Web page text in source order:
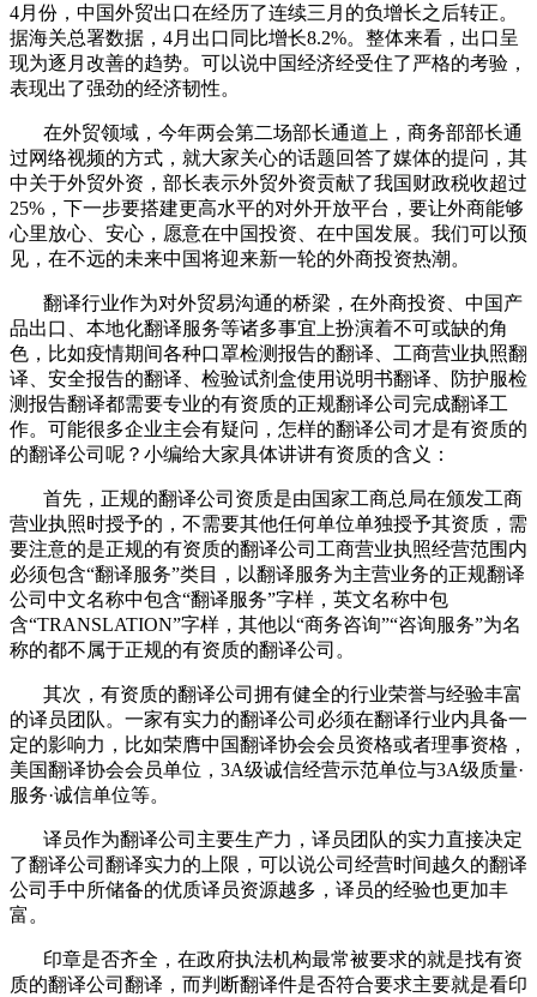
4月份，中国外贸出口在经历了连续三月的负增长之后转正。
据海关总署数据， 4月出口同比增长8.2%。整体来看，出口呈
现为逐月改善的趋势。可以说中国经济经受住了严格的考验，
表现出了强劲的经济韧性。
在外贸领域，今年两会第二场部长通道上，商务部部长通
过网络视频的方式，就大家关心的话题回答了媒体的提问，其
中关于外贸外资，部长表示外贸外资贡献了我国财政税收超过
25% ，下一步要搭建更高水平的对外开放平台，要让外商能够
心里放心、安心，愿意在中国投资、在中国发展。我们可以预
见，在不远的未来中国将迎来新一轮的外商投资热潮。
翻译行业作为对外贸易沟通的桥梁，在外商投资、中国产
品出口、本地化翻译服务等诸多事宜上扮演着不可或缺的角
色，比如疫情期间各种口罩检测报告的翻译、工商营业执照翻
译、安全报告的翻译、检验试剂盒使用说明书翻译、防护服检
测报告翻译都需要专业的有资质的正规翻译公司完成翻译工
作。可能很多企业主会有疑问，怎样的翻译公司才是有资质的
的翻译公司呢？小编给大家具体讲讲有资质的含义：
首先，正规的翻译公司资质是由国家工商总局在颁发工商
营业执照时授予的，不需要其他任何单位单独授予其资质，需
要注意的是正规的有资质的翻译公司工商营业执照经营范围内
必须包含“翻译服务”类目，以翻译服务为主营业务的正规翻译
公司中文名称中包含“翻译服务”字样，英文名称中包
含“TRANSLATION”字样，其他以“商务咨询”“咨询服务”为名
称的都不属于正规的有资质的翻译公司。
其次，有资质的翻译公司拥有健全的行业荣誉与经验丰富
的译员团队。一家有实力的翻译公司必须在翻译行业内具备一
定的影响力，比如荣膺中国翻译协会会员资格或者理事资格，
美国翻译协会会员单位， 3A级诚信经营示范单位与3A级质量·
服务·诚信单位等。
译员作为翻译公司主要生产力，译员团队的实力直接决定
了翻译公司翻译实力的上限，可以说公司经营时间越久的翻译
公司手中所储备的优质译员资源越多，译员的经验也更加丰
富。
印章是否齐全，在政府执法机构最常被要求的就是找有资
质的翻译公司翻译，而判断翻译件是否符合要求主要就是看印